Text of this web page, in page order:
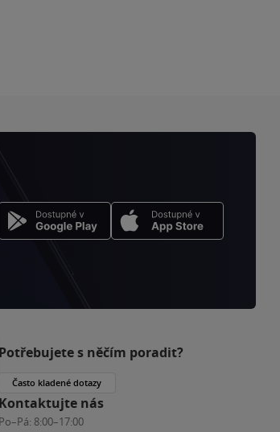
Potřebujete s něčím poradit?
Často kladené dotazy
Kontaktujte nás
Po–Pá: 8:00–17:00